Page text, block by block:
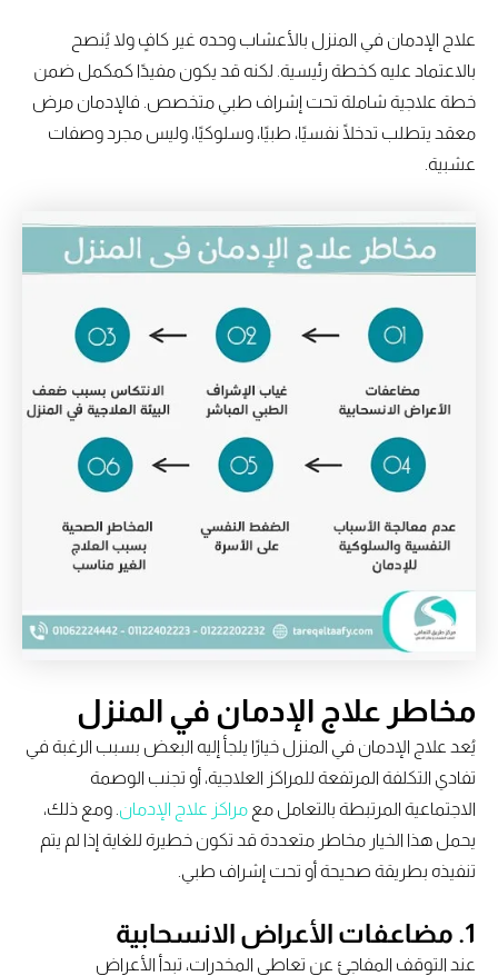
علاج الإدمان في المنزل بالأعشاب وحده غير كافٍ ولا يُنصح
بالاعتماد عليه كخطة رئيسية. لكنه قد يكون مفيدًا كمكمل ضمن
خطة علاجية شاملة تحت إشراف طبي متخصص. فالإدمان مرض
معقد يتطلب تدخلًا نفسيًا، طبيًا، وسلوكيًا، وليس مجرد وصفات
عشبية.
مخاطر علاج الإدمان في المنزل
يُعد علاج الإدمان في المنزل خيارًا يلجأ إليه البعض بسبب الرغبة في
تفادي التكلفة المرتفعة للمراكز العلاجية، أو تجنب الوصمة
الاجتماعية المرتبطة بالتعامل معمراكز علاج الإدمان. ومع ذلك،
يحمل هذا الخيار مخاطر متعددة قد تكون خطيرة للغاية إذا لم يتم
تنفيذه بطريقة صحيحة أو تحت إشراف طبي.
عند التوقف المفاجئ عن تعاطي المخدرات، تبدأ الأعراض